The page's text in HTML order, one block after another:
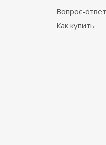
Вопрос-ответ
Как купить